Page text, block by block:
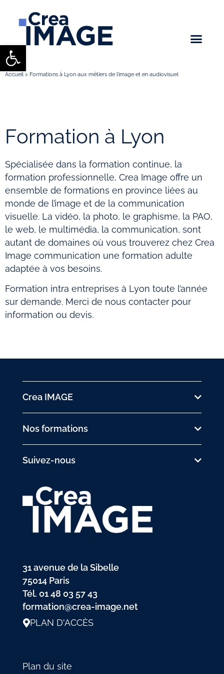
Ouvrir la barre d’outils
Accueil > Formations à Lyon aux métiers de l’image et en audiovisuel
Formation à Lyon
Spécialisée dans la formation continue, la
formation professionnelle, Crea Image offre un
ensemble de formations en province liées au
monde de l’image et de la communication
visuelle. La vidéo, la photo, le graphisme, la PAO,
le web, le multimédia, la communication, sont
autant de domaines où vous trouverez chez Crea
Image communication une formation adulte
adaptée à vos besoins.
Formation intra entreprises à Lyon toute l’année
sur demande. Merci de nous contacter pour
information ou devis.
Crea IMAGE
Nos formations
Suivez-nous
31 avenue de la Sibelle
75014 Paris
Tél. 01 48 03 57 43
formation@crea-image.net
PLAN D'ACCÈS
Plan du site